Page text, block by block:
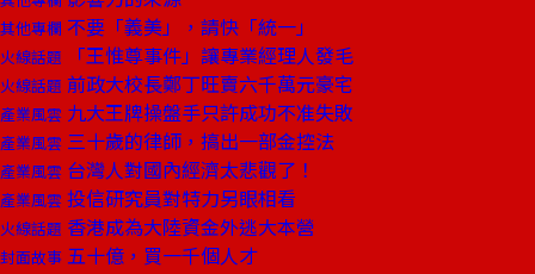
其他專欄 不要「義美」，請快「統一」
火線話題 「王惟尊事件」讓專業經理人發毛
火線話題 前政大校長鄭丁旺賣六千萬元豪宅
產業風雲 九大王牌操盤手只許成功不准失敗
產業風雲 三十歲的律師，搞出一部金控法
產業風雲 台灣人對國內經濟太悲觀了！
產業風雲 投信研究員對特力另眼相看
火線話題 香港成為大陸資金外逃大本營
封面故事 五十億，買一千個人才